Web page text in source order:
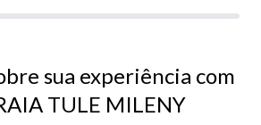
sua experiência com
TULE MILENY